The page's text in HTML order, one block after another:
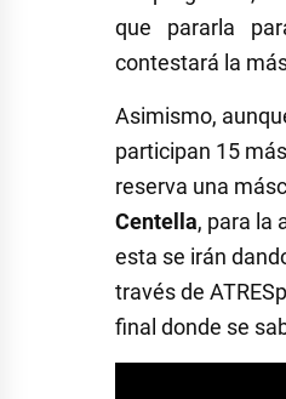
que pararla
contestará la
Asimismo,
participan 15
reserva una
Centella, para la
esta se irán
través de
final donde se